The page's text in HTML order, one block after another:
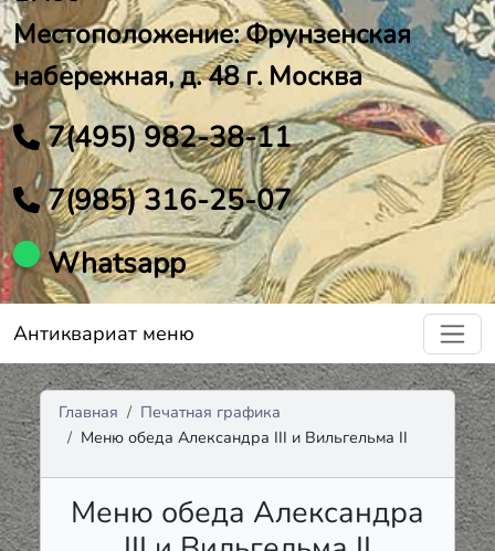
Местоположение: Фрунзенская
набережная, д. 48 г. Москва
7(495) 982-38-11
7(985) 316-25-07
Whatsapp
Антиквариат меню
Главная
Печатная графика
Меню обеда Александра III и Вильгельма II
Меню обеда Александра